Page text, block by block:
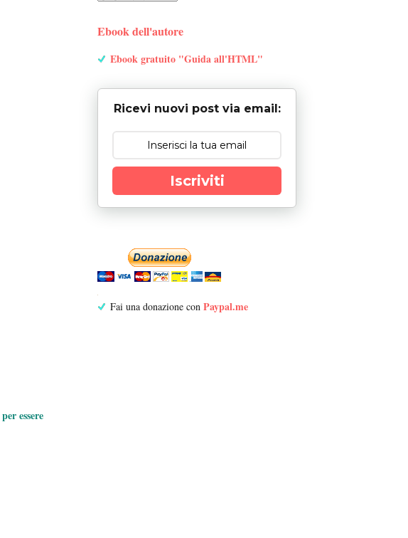
per essere
Ebook dell'autore
Ebook gratuito "Guida all'HTML"
Ricevi nuovi post via email:
Iscriviti
Fai una donazione con Paypal.me